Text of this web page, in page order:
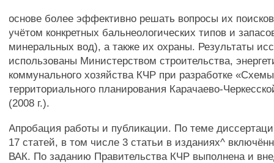
основе более эффективно решать вопросы их
учётом конкретных бальнеологических типов и
минеральных вод), а также их охраны. Результаты
использованы Министерством строительства,
коммунального хозяйства КЧР при разработке «Схемы
территориального планирования Карачаево-
(2008 г.).
Апробация работы и публикации. По теме
17 статей, в том числе 3 статьи в изданиях^
ВАК. По заданию Правительства КЧР выполнена и